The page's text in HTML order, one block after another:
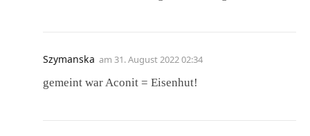
Szymanska am 31. August 2022 02:34
gemeint war Aconit = Eisenhut!